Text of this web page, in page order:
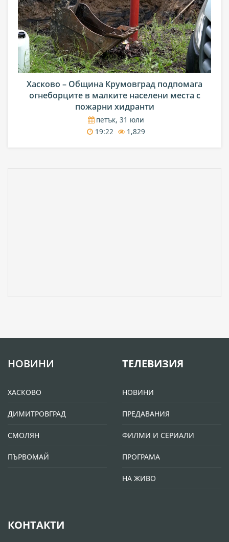
Хасково – Община Крумовград подпомага
огнеборците в малките населени места с
пожарни хидранти
петък, 31 юли
19:22
1,829
НОВИНИ
ХАСКОВО
ДИМИТРОВГРАД
СМОЛЯН
ПЪРВОМАЙ
ТЕЛЕВИЗИЯ
НОВИНИ
ПРЕДАВАНИЯ
ФИЛМИ И СЕРИАЛИ
ПРОГРАМА
НА ЖИВО
КОНТАКТИ